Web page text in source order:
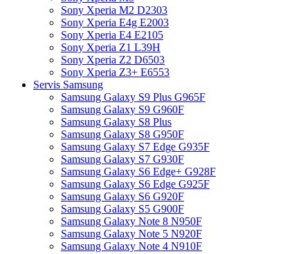
Sony Xperia M2 D2303
Sony Xperia E4g E2003
Sony Xperia E4 E2105
Sony Xperia Z1 L39H
Sony Xperia Z2 D6503
Sony Xperia Z3+ E6553
Servis Samsung
Samsung Galaxy S9 Plus G965F
Samsung Galaxy S9 G960F
Samsung Galaxy S8 Plus
Samsung Galaxy S8 G950F
Samsung Galaxy S7 Edge G935F
Samsung Galaxy S7 G930F
Samsung Galaxy S6 Edge+ G928F
Samsung Galaxy S6 Edge G925F
Samsung Galaxy S6 G920F
Samsung Galaxy S5 G900F
Samsung Galaxy Note 8 N950F
Samsung Galaxy Note 5 N920F
Samsung Galaxy Note 4 N910F